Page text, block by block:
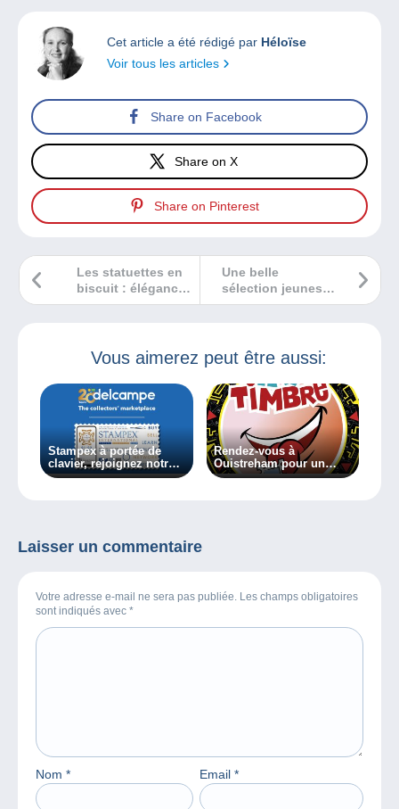
Cet article a été rédigé par Héloïse
Voir tous les articles
Share on Facebook
Share on X
Share on Pinterest
Une belle
sélection jeunesse
à découvrir en
Les statuettes en
biscuit : élégance
mate et
Vous aimerez peut être aussi:
Stampex à portée de
clavier, rejoignez notre
stand depuis votre
Rendez-vous à
Ouistreham pour un
salon maxi-timbré en
Laisser un commentaire
Votre adresse e-mail ne sera pas publiée. Les champs obligatoires
sont indiqués avec *
Nom * Email *